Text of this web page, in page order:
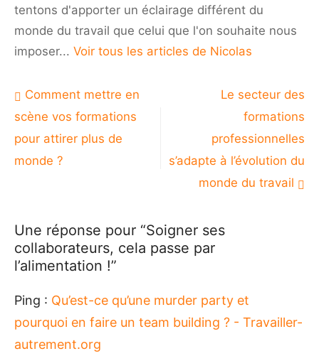
tentons d'apporter un éclairage différent du
monde du travail que celui que l'on souhaite nous
imposer... Voir tous les articles de Nicolas
Navigation
de
l’article
Comment mettre en
scène vos formations
pour attirer plus de
monde ?
Le secteur des
formations
professionnelles
s’adapte à l’évolution du
monde du travail
Une réponse pour “Soigner ses
collaborateurs, cela passe par
l’alimentation !”
Ping : Qu’est-ce qu’une murder party et
pourquoi en faire un team building ? - Travailler-
autrement.org